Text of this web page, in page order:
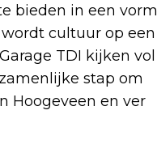
bieden in een vorm
cultuur op een
TDI kijken vol
stap om
Hoogeveen en ver